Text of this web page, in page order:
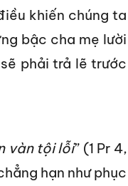
khiến chúng ta
bậc cha mẹ lười
phải trả lẽ trước
vàn tội lỗi” (1 Pr 4,
hạn như phục